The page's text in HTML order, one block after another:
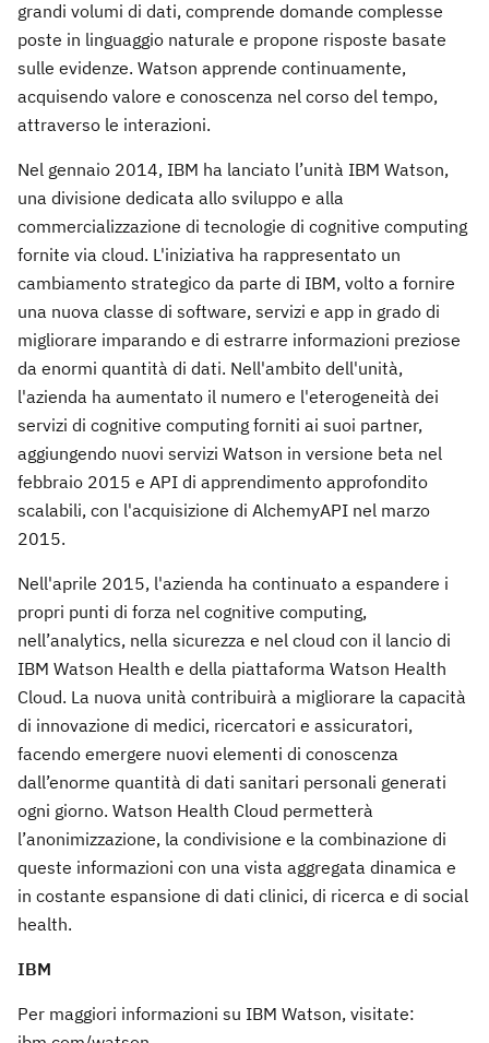
grandi volumi di dati, comprende domande complesse
poste in linguaggio naturale e propone risposte basate
sulle evidenze. Watson apprende continuamente,
acquisendo valore e conoscenza nel corso del tempo,
attraverso le interazioni.
Nel gennaio 2014, IBM ha lanciato l’unità IBM Watson,
una divisione dedicata allo sviluppo e alla
commercializzazione di tecnologie di cognitive computing
fornite via cloud. L'iniziativa ha rappresentato un
cambiamento strategico da parte di IBM, volto a fornire
una nuova classe di software, servizi e app in grado di
migliorare imparando e di estrarre informazioni preziose
da enormi quantità di dati. Nell'ambito dell'unità,
l'azienda ha aumentato il numero e l'eterogeneità dei
servizi di cognitive computing forniti ai suoi partner,
aggiungendo nuovi servizi Watson in versione beta nel
febbraio 2015 e API di apprendimento approfondito
scalabili, con l'acquisizione di AlchemyAPI nel marzo
2015.
Nell'aprile 2015, l'azienda ha continuato a espandere i
propri punti di forza nel cognitive computing,
nell’analytics, nella sicurezza e nel cloud con il lancio di
IBM Watson Health e della piattaforma Watson Health
Cloud. La nuova unità contribuirà a migliorare la capacità
di innovazione di medici, ricercatori e assicuratori,
facendo emergere nuovi elementi di conoscenza
dall’enorme quantità di dati sanitari personali generati
ogni giorno. Watson Health Cloud permetterà
l’anonimizzazione, la condivisione e la combinazione di
queste informazioni con una vista aggregata dinamica e
in costante espansione di dati clinici, di ricerca e di social
health.
IBM
Per maggiori informazioni su IBM Watson, visitate: